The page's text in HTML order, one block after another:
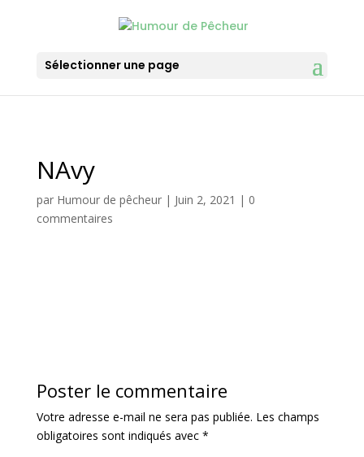
Sélectionner une page
NAvy
par Humour de pêcheur| Juin 2, 2021 | 0
commentaires
Poster le commentaire
Votre adresse e-mail ne sera pas publiée. Les champs
obligatoires sont indiqués avec *